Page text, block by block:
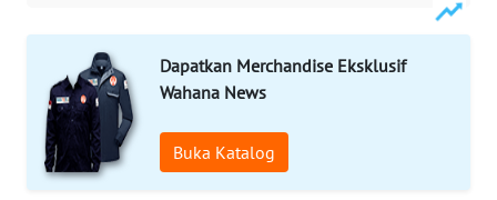
Dapatkan Merchandise Eksklusif
Wahana News
Buka Katalog
Network
KONSUMEN
LISTRIK
MASYARAKAT